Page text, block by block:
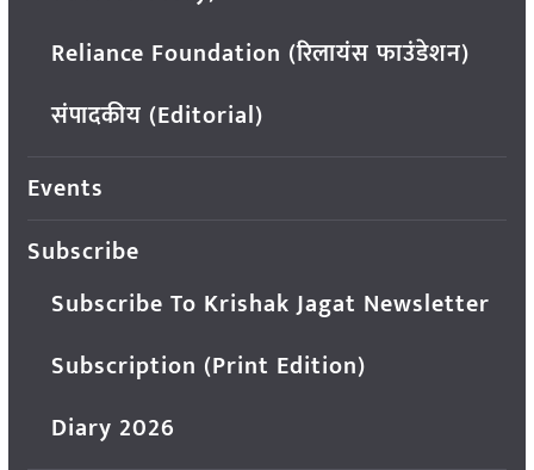
Reliance Foundation (रिलायंस फाउंडेशन)
संपादकीय (Editorial)
Events
Subscribe
Subscribe To Krishak Jagat Newsletter
Subscription (Print Edition)
Diary 2026